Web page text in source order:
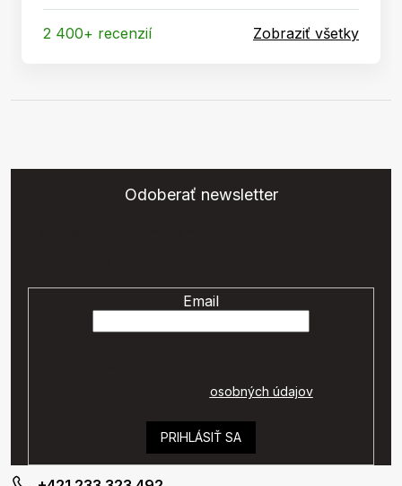
2 400+ recenzií Zobraziť všetky
Odoberať newsletter
Email
osobných údajov.
PRIHLÁSIŤ SA